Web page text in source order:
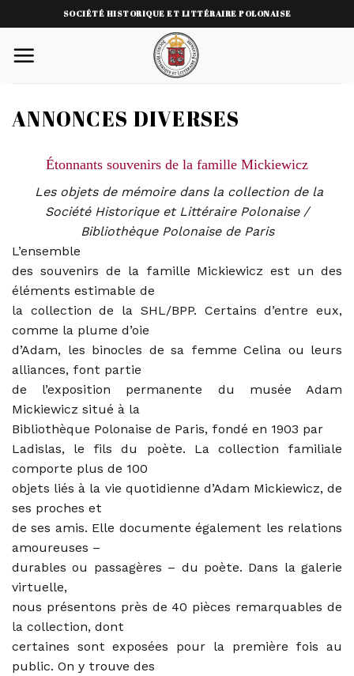
to
content
SOCIÉTÉ HISTORIQUE ET LITTÉRAIRE POLONAISE
ANNONCES DIVERSES
Étonnants souvenirs de la famille Mickiewicz
Les objets de mémoire dans la collection de la
Société Historique et Littéraire Polonaise /
Bibliothèque Polonaise de Paris
L’ensemble
des souvenirs de la famille Mickiewicz est un des
éléments estimable de
la collection de la SHL/BPP. Certains d’entre eux,
comme la plume d’oie
d’Adam, les binocles de sa femme Celina ou leurs
alliances, font partie
de l’exposition permanente du musée Adam
Mickiewicz situé à la
Bibliothèque Polonaise de Paris, fondé en 1903 par
Ladislas, le fils du poète. La collection familiale
comporte plus de 100
objets liés à la vie quotidienne d’Adam Mickiewicz, de
ses proches et
de ses amis. Elle documente également les relations
amoureuses –
durables ou passagères – du poète. Dans la galerie
virtuelle,
nous présentons près de 40 pièces remarquables de
la collection, dont
certaines sont exposées pour la première fois au
public. On y trouve des